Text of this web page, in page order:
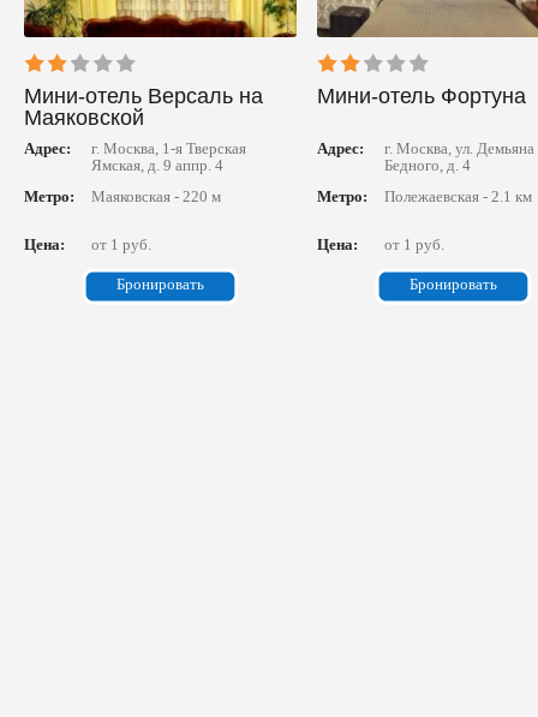
Мини-отель Версаль на
Маяковской
Адрес:
г. Москва, 1-я Тверская
Ямская, д. 9 аппр. 4
Метро:
Маяковская - 220 м
Цена: от 1 руб.
Бронировать
Мини-отель Фортуна
Адрес:
г. Москва, ул. Демьяна
Бедного, д. 4
Метро:
Полежаевская - 2.1 км
Цена: от 1 руб.
Бронировать